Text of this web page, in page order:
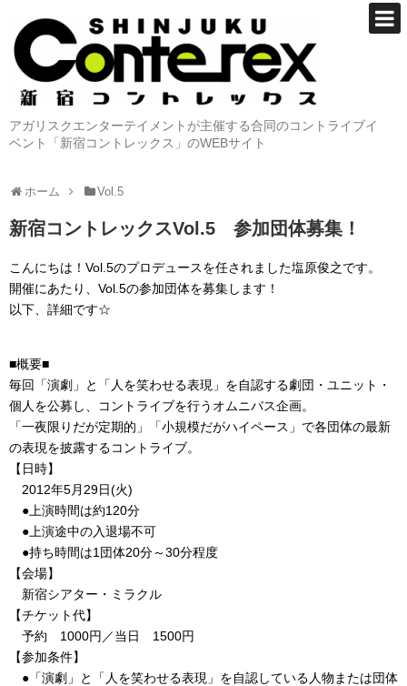
アガリスクエンターテイメントが主催する合同のコントライブイ
ベント「新宿コントレックス」のWEBサイト
ホーム Vol.5
新宿コントレックスVol.5 参加団体募集！
こんにちは！Vol.5のプロデュースを任されました塩原俊之です。
開催にあたり、Vol.5の参加団体を募集します！
以下、詳細です☆
■概要■
毎回「演劇」と「人を笑わせる表現」を自認する劇団・ユニット・
個人を公募し、コントライブを行うオムニバス企画。
「一夜限りだが定期的」「小規模だがハイペース」で各団体の最新
の表現を披露するコントライブ。
【日時】
2012年5月29日(火)
●上演時間は約120分
●上演途中の入退場不可
●持ち時間は1団体20分～30分程度
【会場】
新宿シアター・ミラクル
【チケット代】
予約 1000円／当日 1500円
【参加条件】
●「演劇」と「人を笑わせる表現」を自認している人物または団体